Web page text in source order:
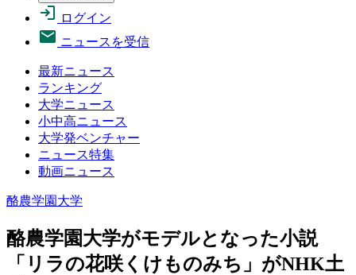
ログイン
ニュースを受信
最新ニュース
ランキング
大学ニュース
小中高ニュース
大学発ベンチャー
ニュース特集
動画ニュース
酪農学園大学
酪農学園大学がモデルとなった小説
「リラの花咲くけものみち」がNHK土